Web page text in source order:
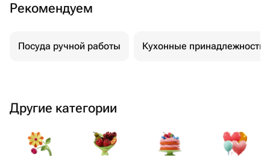
Рекомендуем
Посуда ручной работы Кухонные принадлежности
Другие категории